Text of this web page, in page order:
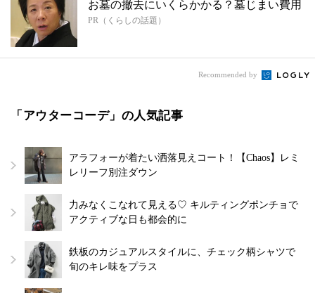
お墓の撤去にいくらかかる？墓じまい費用
PR（くらしの話題）
Recommended by
「アウターコーデ」の人気記事
アラフォーが着たい洒落見えコート！【Chaos】レミ
レリーフ別注ダウン
力みなくこなれて見える♡ キルティングポンチョで
アクティブな日も都会的に
鉄板のカジュアルスタイルに、チェック柄シャツで
旬のキレ味をプラス